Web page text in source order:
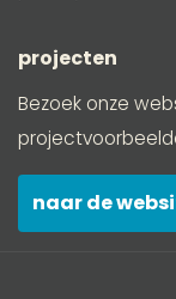
projecten
Bezoek onze
naar de